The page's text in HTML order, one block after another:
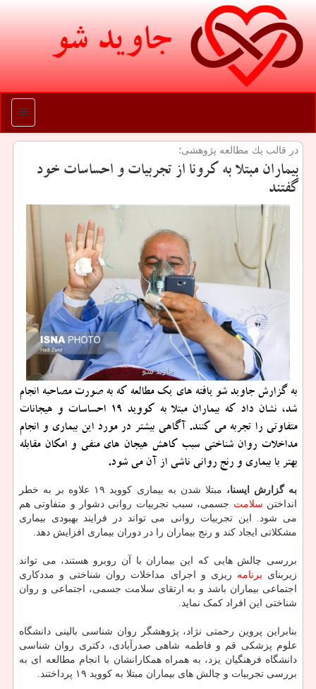
جاوید شو
منو
در قالب یك مطالعه پژوهشی؛
بیماران مبتلا به كرونا از تجربیات و احساسات خود
گفتند
به گزارش جاوید شو یافته های یك مطالعه كه به صورت مصاحبه انجام
شد، نشان داد كه بیماران مبتلا به كووید ۱۹ احساسات و هیجانات
متفاوتی را تجربه می كنند. آگاهی بیشتر در مورد این بیماری و انجام
مداخلات روان شناختی سبب كاهش هیجان های منفی و امكان مقابله
بهتر با بیماری و رنج روانی ناشی از آن می شود.
به گزارش ایسنا،
مبتلا شدن به بیماری کووید ۱۹ علاوه بر به خطر
انداختن سلامت جسمی، سبب تجربیات روانی دشوار و متفاوتی هم
می شود. این تجربیات روانی می تواند در فرایند بهبودی بیماری
مشکلاتی ایجاد کند و رنج بیماران را در دوران بیماری افزایش دهد.
بررسی چالش هایی که این بیماران با آن روبرو هستند، می تواند
زیربنای برنامه ریزی و اجرای مداخلات روان شناختی و مددکاری
اجتماعی بیماران باشد و به ارتقای سلامت جسمی، اجتماعی و روان
شناختی این افراد کمک نماید.
بنابراین پروین رحمتی نژاد، پژوهشگر روان شناسی بالینی دانشگاه
علوم پزشکی قم و فاطمه شاهی صدرآبادی، دکتری روان شناسی
دانشگاه فرهنگیان یزد، به همراه همکارانشان با انجام مطالعه ای به
بررسی تجربیات و چالش های بیماران مبتلا به کووید ۱۹ پرداختند.